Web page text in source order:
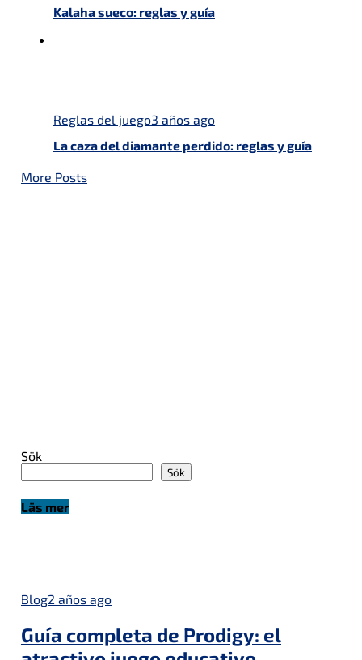
Kalaha sueco: reglas y guía
Reglas del juego3 años ago
La caza del diamante perdido: reglas y guía
More Posts
Sök
Sök
Läs mer
Blog2 años ago
Guía completa de Prodigy: el